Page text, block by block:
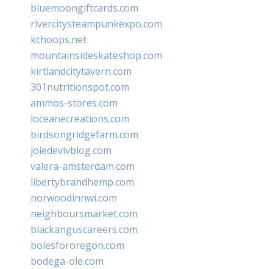
bluemoongiftcards.com
rivercitysteampunkexpo.com
kchoops.net
mountainsideskateshop.com
kirtlandcitytavern.com
301nutritionspot.com
ammos-stores.com
loceanecreations.com
birdsongridgefarm.com
joiedevivblog.com
valera-amsterdam.com
libertybrandhemp.com
norwoodinnwi.com
neighboursmarket.com
blackanguscareers.com
bolesfororegon.com
bodega-ole.com